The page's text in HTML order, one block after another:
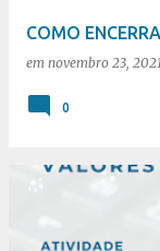
COMO
em novembro 23,
0